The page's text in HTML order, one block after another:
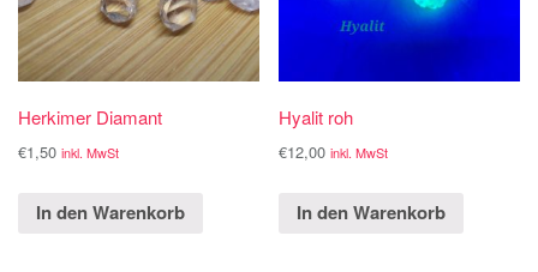
Herkimer Diamant
€1,50 inkl. MwSt
In den Warenkorb
Hyalit roh
€12,00 inkl. MwSt
In den Warenkorb